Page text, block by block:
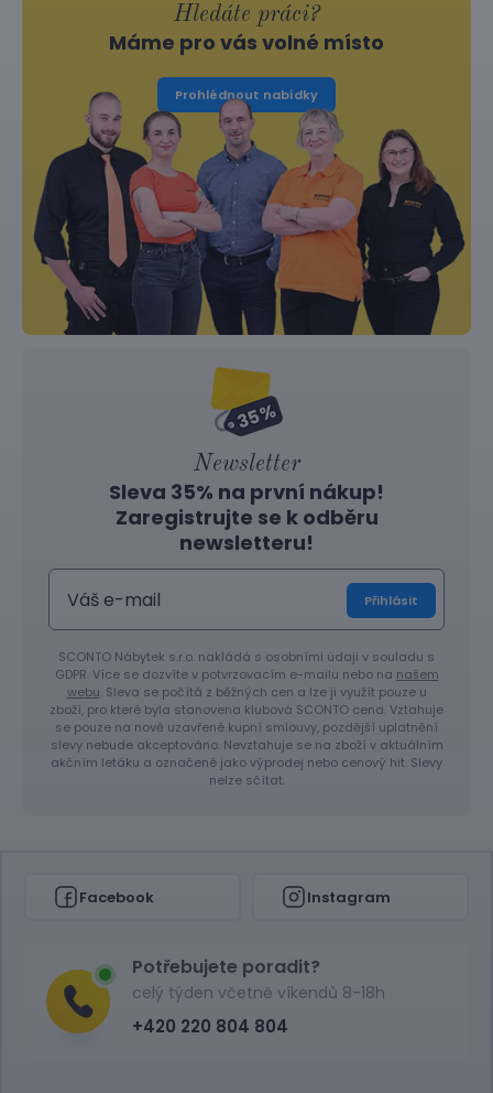
Hledáte práci?
Máme pro vás volné místo
Prohlédnout nabídky
Newsletter
Sleva 35% na první nákup!
Zaregistrujte se k odběru
newsletteru!
Přihlásit
SCONTO Nábytek s.r.o. nakládá s osobními údaji v souladu s
GDPR. Více se dozvíte v potvrzovacím e-mailu nebo na našem
webu. Sleva se počítá z běžných cen a lze ji využít pouze u
zboží, pro které byla stanovena klubová SCONTO cena. Vztahuje
se pouze na nově uzavřené kupní smlouvy, pozdější uplatnění
slevy nebude akceptováno. Nevztahuje se na zboží v aktuálním
akčním letáku a označené jako výprodej nebo cenový hit. Slevy
nelze sčítat.
Facebook Instagram
Potřebujete poradit?
celý týden včetně víkendů 8-18h
+420 220 804 804